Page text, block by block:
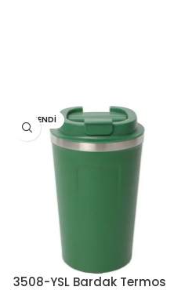
TÜKENDI
3508-YSL Bardak Termos